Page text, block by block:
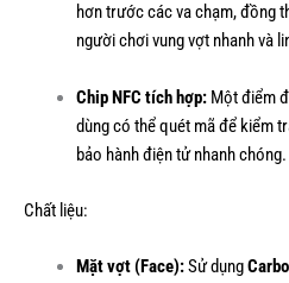
hơn trước các va chạm, đồng
người chơi vung vợt nhanh và
Chip NFC tích hợp:Một điểm
dùng có thể quét mã để kiểm
bảo hành điện tử nhanh chóng.
Chất liệu:
Mặt vợt (Face):Sử dụng